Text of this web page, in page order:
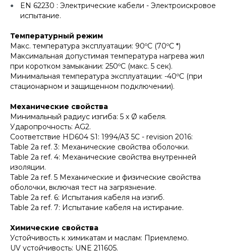
EN 62230 : Электрические кабели - Электроискровое
испытание.
Температурный режим
Макс. температура эксплуатации: 90ºC (70ºC *)
Максимальная допустимая температура нагрева жил
при коротком замыкании: 250ºC (макс. 5 сек).
Минимальная температура эксплуатации: -40ºC (при
стационарном и защищенном подключении).
Механические свойства
Минимальный радиус изгиба: 5 x Ø кабеля.
Ударопрочность: AG2.
Соответствие HD604 S1: 1994/A3 5C - revision 2016:
Table 2a ref. 3: Механические свойства оболочки.
Table 2a ref. 4: Механические свойства внутренней
изоляции.
Table 2a ref. 5 Механические и физические свойства
оболочки, включая тест на загрязнение.
Table 2a ref. 6: Испытания кабеля на изгиб.
Table 2a ref. 7: Испытание кабеля на истирание.
Химические свойства
Устойчивость к химикатам и маслам: Приемлемо.
UV устойчивость: UNE 211605.